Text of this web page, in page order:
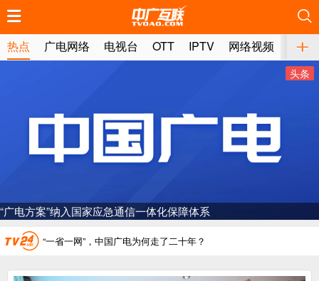
热点 广电网络 电视台 OTT IPTV 网络视频 媒体
头条
“广电方案”纳入国家应急通信一体化保障体系
中国广电：编制一体化电视技术标准白皮书
AI赋能微短剧产业“沪8条”发布
“纵深推进”系统性变革，广电媒体如何发力？
“一省一网”，中国广电为何走了二十年？
广电总局对互联网电视自动续费专项治理
推荐
推荐
推荐
推荐
推荐
推荐
推荐
推荐
推荐
推荐
推荐
推荐
推荐
推荐
推荐
推荐
推荐
推荐
推荐
推荐